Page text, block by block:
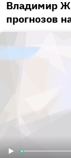
Владимир
прогнозов